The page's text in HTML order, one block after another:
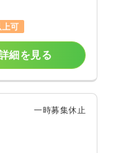
可
細を見る
一時募集休止